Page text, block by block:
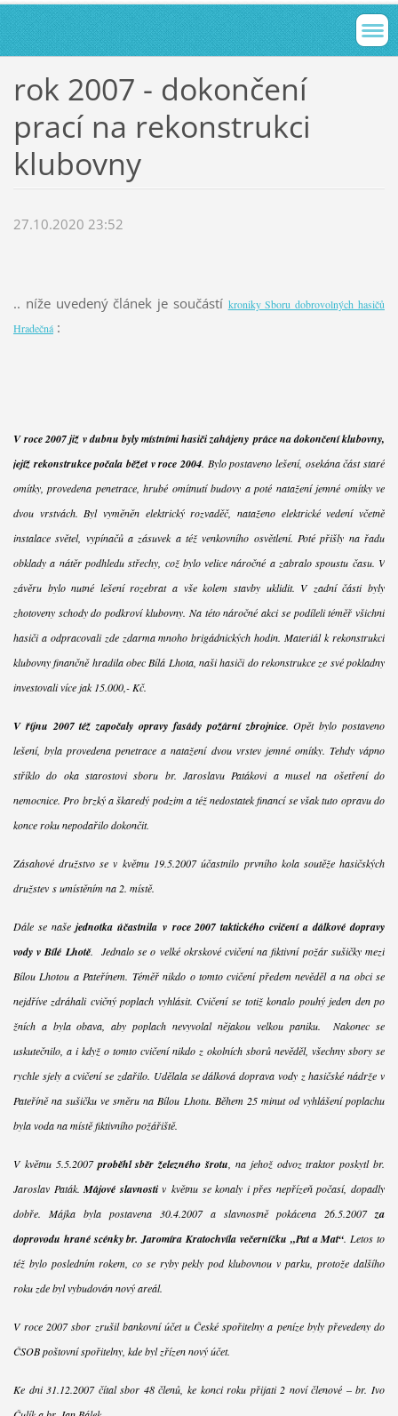
rok 2007 - dokončení
prací na rekonstrukci
klubovny
27.10.2020 23:52
.. níže uvedený článek je součástí kroniky Sboru dobrovolných hasičů
Hradečná:
V roce 2007 již v dubnu byly místními hasiči zahájeny práce na dokončení klubovny,
jejíž rekonstrukce počala běžet v roce 2004. Bylo postaveno lešení, osekána část staré
omítky, provedena penetrace, hrubé omítnutí budovy a poté natažení jemné omítky ve
dvou vrstvách. Byl vyměněn elektrický rozvaděč, nataženo elektrické vedení včetně
instalace světel, vypínačů a zásuvek a též venkovního osvětlení. Poté přišly na řadu
obklady a nátěr podhledu střechy, což bylo velice náročné a zabralo spoustu času. V
závěru bylo nutné lešení rozebrat a vše kolem stavby uklidit. V zadní části byly
zhotoveny schody do podkroví klubovny. Na této náročné akci se podíleli téměř všichni
hasiči a odpracovali zde zdarma mnoho brigádnických hodin. Materiál k rekonstrukci
klubovny finančně hradila obec Bílá Lhota, naši hasiči do rekonstrukce ze své pokladny
investovali více jak 15.000,- Kč.
V říjnu 2007 též započaly opravy fasády požární zbrojnice. Opět bylo postaveno
lešení, byla provedena penetrace a natažení dvou vrstev jemné omítky. Tehdy vápno
stříklo do oka starostovi sboru br. Jaroslavu Patákovi a musel na ošetření do
nemocnice. Pro brzký a škaredý podzim a též nedostatek financí se však tuto opravu do
konce roku nepodařilo dokončit.
Zásahové družstvo se v květnu 19.5.2007 účastnilo prvního kola soutěže hasičských
družstev s umístěním na 2. místě.
Dále se naše jednotka účastnila v roce 2007 taktického cvičení a dálkové dopravy
vody v Bílé Lhotě. Jednalo se o velké okrskové cvičení na fiktivní požár sušičky mezi
Bílou Lhotou a Pateřínem. Téměř nikdo o tomto cvičení předem nevěděl a na obci se
nejdříve zdráhali cvičný poplach vyhlásit. Cvičení se totiž konalo pouhý jeden den po
žních a byla obava, aby poplach nevyvolal nějakou velkou paniku. Nakonec se
uskutečnilo, a i když o tomto cvičení nikdo z okolních sborů nevěděl, všechny sbory se
rychle sjely a cvičení se zdařilo. Udělala se dálková doprava vody z hasičské nádrže v
Pateříně na sušičku ve směru na Bílou Lhotu. Během 25 minut od vyhlášení poplachu
byla voda na místě fiktivního požářiště.
V květnu 5.5.2007 proběhl sběr železného šrotu , na jehož odvoz traktor poskytl br.
Jaroslav Paták.Májové slavnostiv květnu se konaly i přes nepřízeň počasí, dopadly
dobře. Májka byla postavena 30.4.2007 a slavnostně pokácena 26.5.2007za
doprovodu hrané scénky br. Jaromíra Kratochvíla večerníčku „Pat a Mat“. Letos to
též bylo posledním rokem, co se ryby pekly pod klubovnou v parku, protože dalšího
roku zde byl vybudován nový areál.
V roce 2007 sbor zrušil bankovní účet u České spořitelny a peníze byly převedeny do
ČSOB poštovní spořitelny, kde byl zřízen nový účet.
Ke dni 31.12.2007 čítal sbor 48 členů, ke konci roku přijati 2 noví členové – br. Ivo